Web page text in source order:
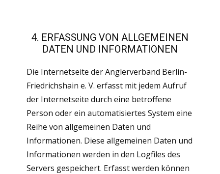
4. ERFASSUNG VON ALLGEMEINEN
DATEN UND INFORMATIONEN
Die Internetseite der Anglerverband Berlin-
Friedrichshain e. V. erfasst mit jedem Aufruf
der Internetseite durch eine betroffene
Person oder ein automatisiertes System eine
Reihe von allgemeinen Daten und
Informationen. Diese allgemeinen Daten und
Informationen werden in den Logfiles des
Servers gespeichert. Erfasst werden können